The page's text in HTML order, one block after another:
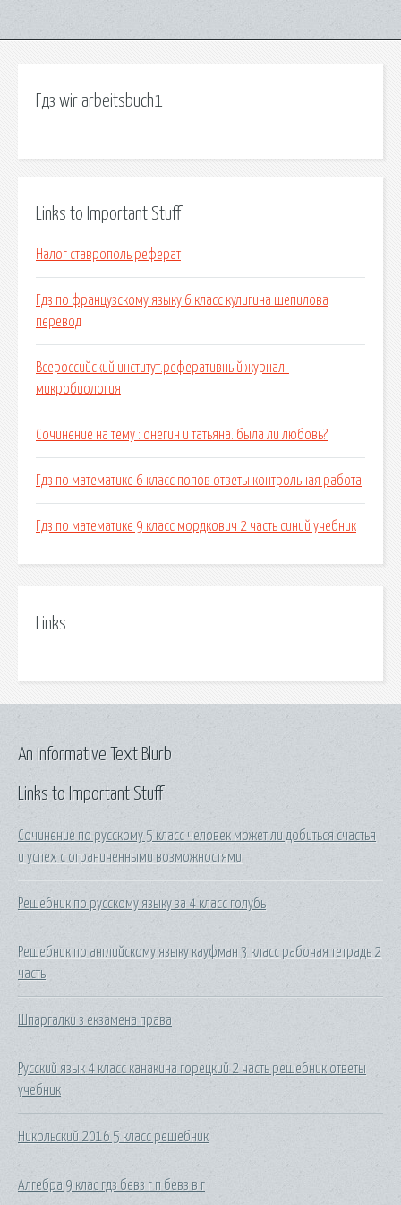
Гдз wir arbeitsbuch1
Links to Important Stuff
Налог ставрополь реферат
Гдз по французскому языку 6 класс кулигина шепилова
перевод
Всероссийский институт.реферативный журнал-
микробиология
Сочинение на тему : онегин и татьяна. была ли любовь?
Гдз по математике 6 класс попов ответы контрольная работа
Гдз по математике 9 класс мордкович 2 часть синий учебник
Links
Links to Important Stuff
Сочинение по русскому 5 класс человек может ли добиться счастья
и успех с ограниченными возможностями
Решебник по русскому языку за 4 класс голубь
Решебник по английскому языку кауфман 3 класс рабочая тетрадь 2
часть
Шпаргалки з екзамена права
Русский язык 4 класс канакина горецкий 2 часть решебник ответы
учебник
Никольский 2016 5 класс решебник
Алгебра 9 клас гдз бевз г п бевз в г
An Informative Text Blurb